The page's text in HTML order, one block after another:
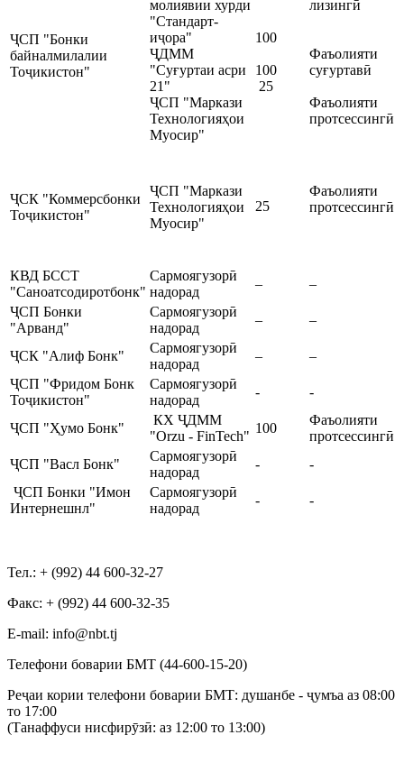
ҶСП "Бонки
байналмилалии
Тоҷикистон"
молиявии хурди
"Стандарт-
иҷора"
ҶДММ
"Суғуртаи асри
21"
ҶСП "Маркази
Технологияҳои
Муосир"
100
100
25
лизингӣ
Фаъолияти
суғуртавӣ
Фаъолияти
протсессингӣ
ҶСК "Коммерсбонки
Тоҷикистон"
ҶСП "Маркази
Технологияҳои
Муосир"
25
Фаъолияти
протсессингӣ
КВД БССТ
"Саноатсодиротбонк"
Cармоягузорӣ
надорад
–
–
ҶСП Бонки
"Арванд"
Cармоягузорӣ
надорад
– –
ҶСК "Алиф Бонк"
Cармоягузорӣ
надорад
–
–
ҶСП "Фридом Бонк
Тоҷикистон"
Cармоягузорӣ
надорад
- -
ҶСП "Ҳумо Бонк"
КХ ҶДММ
"Orzu - FinTech"
100
Фаъолияти
протсессингӣ
ҶСП "Васл Бонк"
Cармоягузорӣ
надорад
-
-
ҶСП Бонки "Имон
Интернешнл"
Cармоягузорӣ
надорад
- -
Тел.: + (992) 44 600-32-27
Факс: + (992) 44 600-32-35
Е-mail: info@nbt.tj
Телефони боварии БМТ (44-600-15-20)
Реҷаи кории телефони боварии БМТ: душанбе - ҷумъа аз 08:00
то 17:00
(Танаффуси нисфирӯзӣ: аз 12:00 то 13:00)